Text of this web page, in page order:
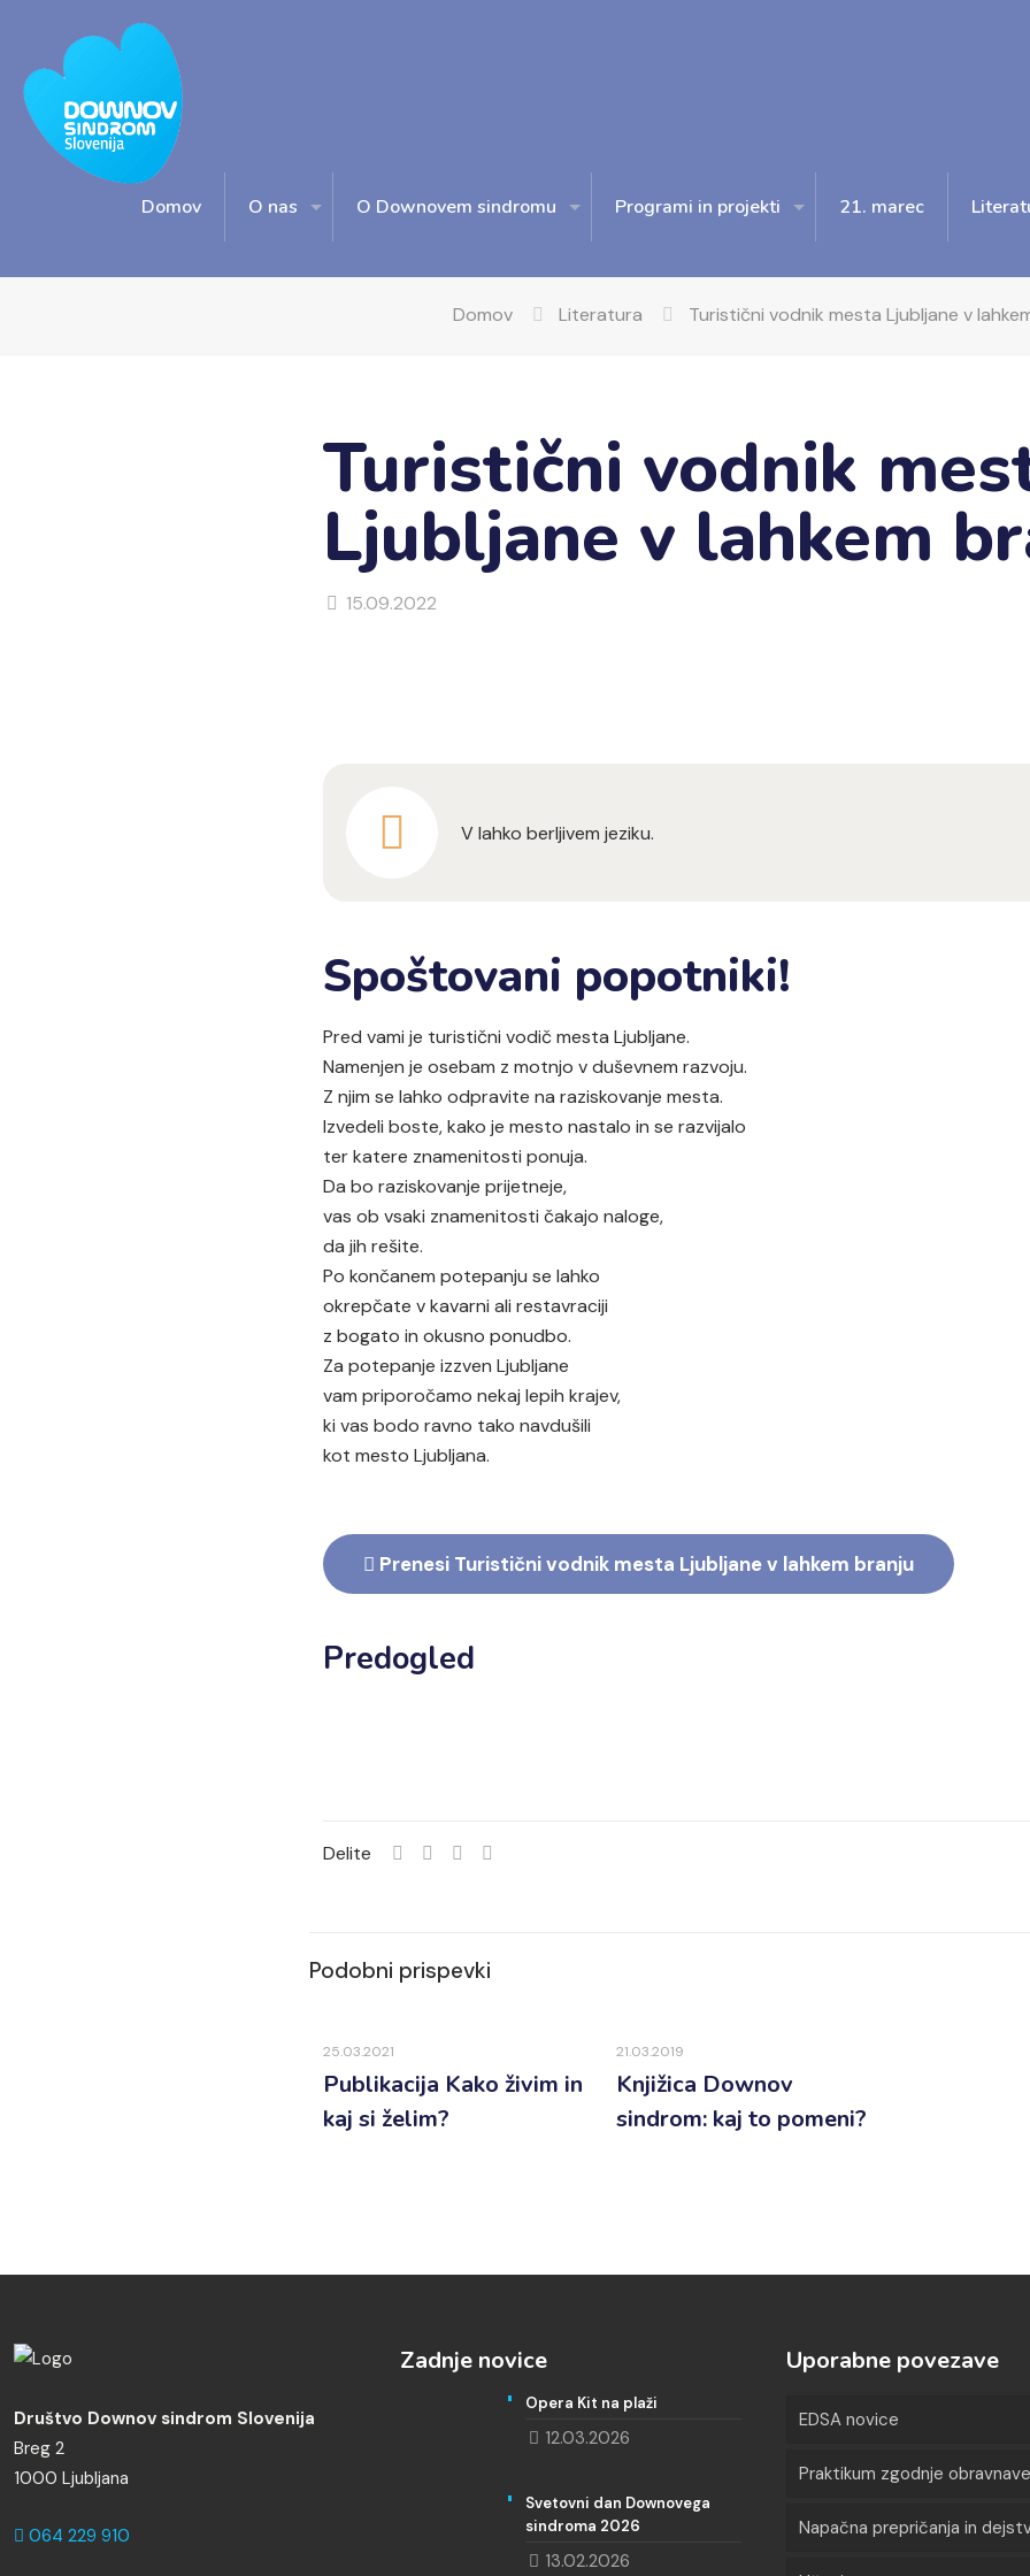
Domov O nas O Downovem sindromu Programi in projekti 21. marec
Domov Literatura Turistični vodnik mesta Ljubljane v
Turistični vodnik
Ljubljane v lahkem
15.09.2022
V lahko berljivem jeziku.
Spoštovani popotniki!
Pred vami je turistični vodič mesta Ljubljane.
Namenjen je osebam z motnjo v duševnem razvoju.
Z njim se lahko odpravite na raziskovanje mesta.
Izvedeli boste, kako je mesto nastalo in se razvijalo
ter katere znamenitosti ponuja.
Da bo raziskovanje prijetneje,
vas ob vsaki znamenitosti čakajo naloge,
da jih rešite.
Po končanem potepanju se lahko
okrepčate v kavarni ali restavraciji
z bogato in okusno ponudbo.
Za potepanje izzven Ljubljane
vam priporočamo nekaj lepih krajev,
ki vas bodo ravno tako navdušili
kot mesto Ljubljana.
Prenesi Turistični vodnik mesta Ljubljane v lahkem branju
Predogled
Delite
Podobni prispevki
25.03.2021
Publikacija Kako živim in
kaj si želim?
21.03.2019
Knjižica Downov
sindrom: kaj to pomeni?
Društvo Downov sindrom Slovenija
Breg 2
1000 Ljubljana
064 229 910
Zadnje novice
Opera Kit na plaži
12.03.2026
Svetovni dan Downovega
sindroma 2026
13.02.2026
Uporabne povezave
EDSA novice
Praktikum zgodnje obravnave
Napačna prepričanja in